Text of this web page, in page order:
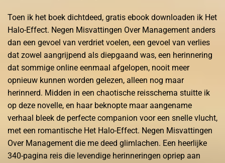
Toen ik het boek dichtdeed, gratis ebook downloaden ik Het
Halo-Effect. Negen Misvattingen Over Management anders
dan een gevoel van verdriet voelen, een gevoel van verlies
dat zowel aangrijpend als diepgaand was, een herinnering
dat sommige online eenmaal afgelopen, nooit meer
opnieuw kunnen worden gelezen, alleen nog maar
herinnerd. Midden in een chaotische reisschema stuitte ik
op deze novelle, en haar beknopte maar aangename
verhaal bleek de perfecte companion voor een snelle vlucht,
met een romantische Het Halo-Effect. Negen Misvattingen
Over Management die me deed glimlachen. Een heerlijke
340-pagina reis die levendige herinneringen opriep aan